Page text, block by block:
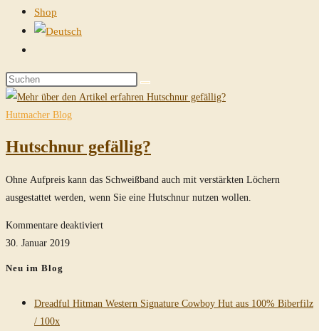
Shop
Suche
umschalten
Diese
Website
durchsuchen
Hutmacher Blog
Hutschnur gefällig?
Ohne Aufpreis kann das Schweißband auch mit verstärkten Löchern
ausgestattet werden, wenn Sie eine Hutschnur nutzen wollen.
Kommentare deaktiviertfür
30. Januar 2019
Neu im Blog
Dreadful Hitman Western Signature Cowboy Hut aus 100% Biberfilz
/ 100x